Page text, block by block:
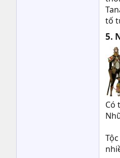
tố
5.
Có